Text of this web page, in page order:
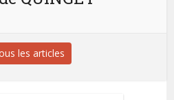
les articles